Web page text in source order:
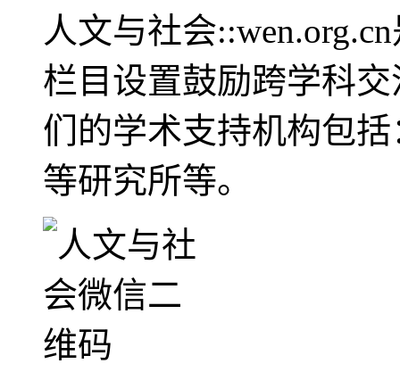
人文与社会
栏目设置鼓励跨学科
们的学术支持机构包
等研究所等。